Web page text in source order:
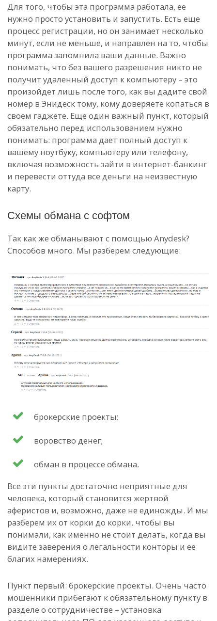
Для того, чтобы эта программа работала, ее
нужно просто установить и запустить. Есть еще
процесс регистрации, но он занимает несколько
минут, если не меньше, и направлен на то, чтобы
программа запомнила ваши данные. Важно
понимать, что без вашего разрешения никто не
получит удаленный доступ к компьютеру – это
произойдет лишь после того, как вы дадите свой
номер в Энидеск тому, кому доверяете копаться в
своем гаджете. Еще один важный пункт, который
обязательно перед использованием нужно
понимать: программа дает полный доступ к
вашему ноутбуку, компьютеру или телефону,
включая возможность зайти в интернет-банкинг
и перевести оттуда все деньги на неизвестную
карту.
Схемы обмана с софтом
Так как же обманывают с помощью Anydesk?
Способов много. Мы разберем следующие:
брокерские проекты;
воровство денег;
обман в процессе обмана.
Все эти пункты достаточно неприятные для
человека, который становится жертвой
аферистов и, возможно, даже не единожды. И мы
разберем их от корки до корки, чтобы вы
понимали, как именно не стоит делать, когда вы
видите заверения о легальности конторы и ее
благих намерениях.
Пункт первый: брокерские проекты. Очень часто
мошенники прибегают к обязательному пункту в
разделе о сотрудничестве – установка